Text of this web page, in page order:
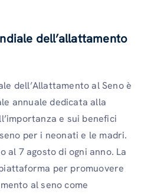
dell’allattamento
dell’Allattamento al Seno è
annuale dedicata alla
e sui benefici
per i neonati e le madri.
al 7 agosto di ogni anno. La
per promuovere
al seno come